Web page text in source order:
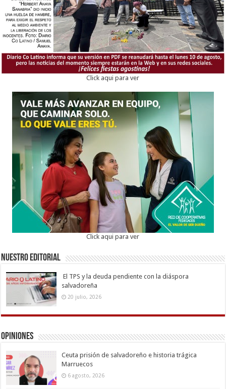
Click aqui para ver
Click aqui para ver
Nuestro Editorial
El TPS y la deuda pendiente con la diáspora
salvadoreña
20 julio, 2026
Opiniones
Ceuta prisión de salvadoreño e historia trágica
Marruecos
6 agosto, 2026